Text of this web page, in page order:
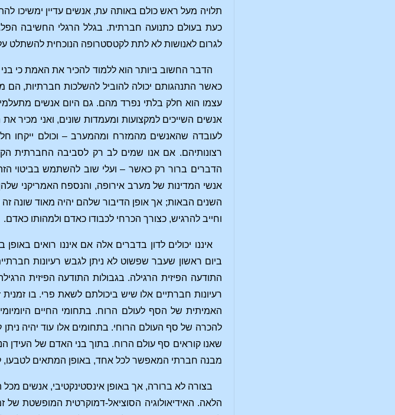
תלויה מעל ראש כולם באותה עת, אנשים עדיין ימשיכו
כעת בעולם כתנועה חברתית. בגלל הרגלי החשיבה
לגרום לאנושות לא לתת לקטסטרופה הנוכחית להשתלט
הדבר החשוב ביותר הוא ללמוד להכיר את האמת כי
כאשר התנהגותם יכולה להוביל להשלכות חברתיות, הם
עצמו הוא חלק בלתי נפרד מהם. גם היום אנשים
אנשים השייכים למקצועות ומעמדות שונים, ואני מכיר
לעובדה שהאנשים מהמזרח ומהמערב – וכולם ייקחו
רצונותיהם. אם אנו שמים לב רק לסביבה החברתית
הדברים ברור רק כאשר – ועלי שוב להשתמש בביטוי
אנשי המדינות של מערב אירופה, והנספח האמריקני
השנים הבאות; אך אופן הדיבור שלהם יהיה מאוד שונה
וחייב להרגיש, כצורך הכרחי לכבודו כאדם ולמהותו כאדם.
איננו יכולים לדון בדברים אלה אם איננו רואים
ביום ראשון שעבר שפשוט לא ניתן לגבש רעיונות
התודעה הפיזית הרגילה. בגבולות התודעה הפיזית
רעיונות חברתיים אלו שיש ביכולתם לשאת פרי. בו
האמיתית של הסף לעולם הרוח. בתחומי החיים
להכרה של סף העולם הרוחי. בתחומים אלו עוד יהיה
שאנו קוראים סף עולם הרוח. בתוך בני האדם של העידן
מבנה חברתי המאפשר לכל אחד, באופן המתאים לטבעו,
בצורה לא ברורה, אך באופן אינסטינקטיבי, אנשים
הלאה. האידיאולוגיה הסוציאל-דמוקרטית המופשטת של